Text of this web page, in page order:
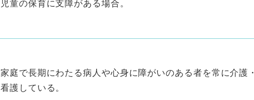
児童の保育に支障がある場合。
家庭で長期にわたる病人や心身に障がいのある者を常に介護・
看護している。